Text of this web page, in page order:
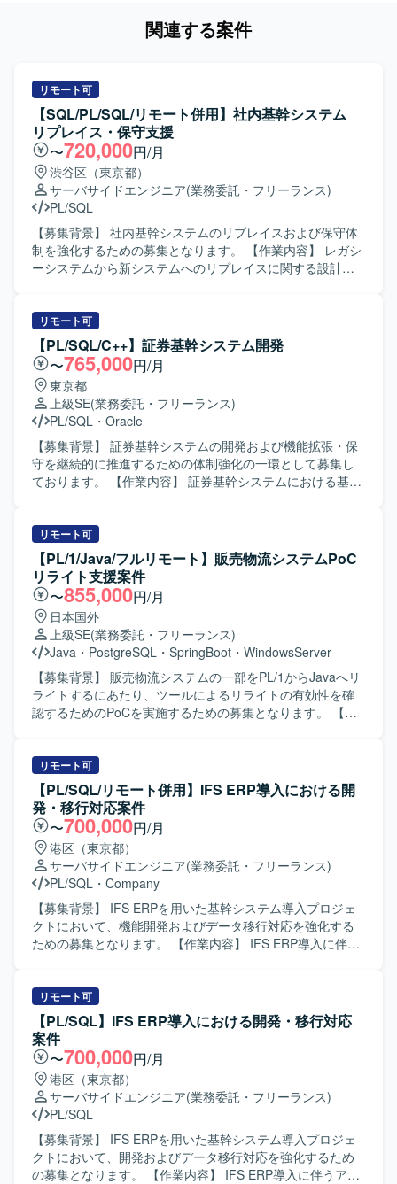
関連する案件
リモート可
【SQL/PL/SQL/リモート併用】社内基幹システム
リプレイス・保守支援
〜720,000円/月
渋谷区（東京都）
サーバサイドエンジニア(業務委託・フリーランス)
PL/SQL
【募集背景】 社内基幹システムのリプレイスおよび保守体
制を強化するための募集となります。 【作業内容】 レガシ
ーシステムから新システムへのリプレイスに関する設計・
よび原因究明、改善対応なども実施いただきます。業務担
当者との調整を行いながら、仕様整理や影響範囲の確認、
テスト計画およびテスト実施、リリース後のフォローまで
一連の作業をお願いいたします。 【求める人物像】 関係者
と円滑にコミュニケーションを取りながら主体的に動いて
いただける方を求めております。既存システムの仕様を自
らキャッチアップし、課題に対して粘り強く対応できる方
が望ましいです。 【ポジションの魅力】 基幹システムのリ
プレイスおよび保守を通じて、上流から下流まで一貫した
業務に携わることができます。長期的な保守・改善を通じ
す。 【開発環境】 SQLおよびPL/SQLを中心とした基幹シ
ステム環境での開発・保守となります。Oracle関連技術を
利用したシステムが想定されます。
リモート可
【PL/SQL/C++】証券基幹システム開発
〜765,000円/月
東京都
上級SE(業務委託・フリーランス)
PL/SQL ・ Oracle
【募集背景】 証券基幹システムの開発および機能拡張・保
守を継続的に推進するための体制強化の一環として募集し
ております。 【作業内容】 証券基幹システムにおける基本
スト計画の策定、関連する開発・改修作業の取りまとめ、
案件管理や顧客との折衝などを行っていただきます。ま
た、PL/SQL、UNIX-C/C++、VB系言語などを用いた既存機
能の改修や追加開発にも携わっていただきます。 【求める
人物像】 複数の開発言語や環境に柔軟に対応でき、自ら課
題を抽出し解決に向けて主体的に動ける方を求めておりま
す。顧客やチームメンバーとのコミュニケーションを大切
にし、周囲と連携しながら品質と生産性の両立を意識して
業務に取り組んでいただける方にマッチするポジションで
す。 【ポジションの魅力】 証券基幹システムという大規模
かつ高信頼性が求められる領域で、上流工程から本番移行
マネジメントスキルを高めることができる環境です。顧客
折衝や案件管理などを通じて、技術力だけでなくビジネス
面でのスキルも磨いていただけます。 【開発環境】 Oracle
データベース上でのPL/SQL開発を中心に、UNIX環境での
C/C++およびCSHを用いた開発を行っております。フロン
ト・バッチなどの各種機能においてVB6.0およびVB.NETを
活用したシステム構成となっております。
リモート可
【PL/1/Java/フルリモート】販売物流システムPoC
リライト支援案件
〜855,000円/月
日本国外
上級SE(業務委託・フリーランス)
Java ・ PostgreSQL ・ SpringBoot ・ WindowsServer
【募集背景】 販売物流システムの一部をPL/1からJavaへリ
ライトするにあたり、ツールによるリライトの有効性を確
認するためのPoCを実施するための募集となります。 【作
Java要員として、ローカル環境でのJava実行環境の準備
や、RDB(PostgreSQL想定)の準備・データ投入を行ってい
ただきます。そのうえで、生成されたJavaソースコードの
テスト実行を行い、テスト結果に基づいたドキュメント作
成を実施していただきます。 【求める人物像】 ホスト系お
よびJavaのいずれか、もしくは両方に強みを持ち、ツール
によるリライト結果を技術的な観点から評価できる方を求
めています。主体的に課題を抽出し、周囲とコミュニケー
ションを取りながら改善提案や検証を進めていただける方
が望ましいです。 【ポジションの魅力】 レガシー環境から
JavaへのマイグレーションPoCに参画することで、ホスト
Java/Spring Batchなどのモダンな技術の両方に触れなが
ら、リライトツールの評価やソースコード品質の確認とい
った上流寄りの検証業務に携わることができます。 【開発
環境】 IBM汎用機(z/OS)環境上で動作する既存販売物流シ
ステムと、Windows環境上のJava実行環境を利用いたしま
す。Java側ではSpring BatchおよびMyBatisを用い、データ
ベースにはPostgreSQLを想定しています。DaaSによりク
ラウド上のデスクトップ環境へアクセスし作業を行ってい
ただきます。
リモート可
【PL/SQL/リモート併用】IFS ERP導入における開
発・移行対応案件
〜700,000円/月
港区（東京都）
サーバサイドエンジニア(業務委託・フリーランス)
PL/SQL ・ Company
【募集背景】 IFS ERPを用いた基幹システム導入プロジェ
クトにおいて、機能開発およびデータ移行対応を強化する
ための募集となります。 【作業内容】 IFS ERP導入に伴う
などを統合する基幹システムに対して、詳細設計から製
造、単体・結合テストまで一貫してご対応いただきます。
移行枠では、データ移行設計および実装、移行計画に基づ
いた移行検証や不具合修正などを担当していただきます。
【求める人物像】 ERP導入プロジェクトにおいて、関係者
と連携しながら自律的にタスクを推進できる方を求めてお
ります。課題発生時に原因を整理し、周囲と相談しつつ解
決策を提案・実行できる協調性とコミュニケーション力の
ある方が望ましいです。 【ポジションの魅力】 大規模な基
幹システム導入プロジェクトに参画することで、IFS ERPを
はじめとしたERP導入のノウハウや、会計・人事・生産管
リモート可
【PL/SQL】IFS ERP導入における開発・移行対応
案件
〜700,000円/月
港区（東京都）
サーバサイドエンジニア(業務委託・フリーランス)
PL/SQL
【募集背景】 IFS ERPを用いた基幹システム導入プロジェ
クトにおいて、開発およびデータ移行対応を強化するため
の募集となります。 【作業内容】 IFS ERP導入に伴うアド